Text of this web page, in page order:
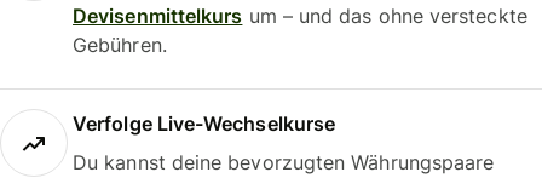
Devisenmittelkurs um – und das ohne versteckte
Gebühren.
Verfolge Live-Wechselkurse
Du kannst deine bevorzugten Währungspaare